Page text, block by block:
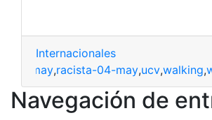
Internacionales
04-may,racista-04-may,ucv,walking,
Navegación de